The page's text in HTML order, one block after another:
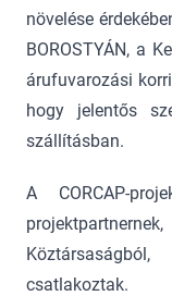
növelése
BOROSTYÁN, a
árufuvarozási
hogy jelentős
szállításban.
A CORCAP-
csatlakoztak.